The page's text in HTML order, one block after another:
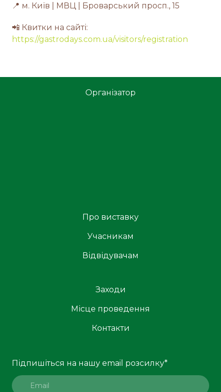
📍 м. Київ | МВЦ | Броварський просп., 15
📲 Квитки на сайті:
https://gastrodays.com.ua/visitors/registration
Організатор
Про виставку
Учасникам
Відвідувачам
Заходи
Місце проведення
Контакти
Підпишіться на нашу email розсилку*